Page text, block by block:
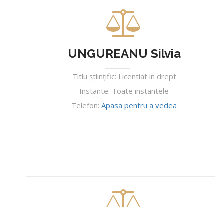
UNGUREANU Silvia
Titlu ştiinţific: Licentiat in drept
Instante: Toate instantele
Telefon:Apasa pentru a vedea